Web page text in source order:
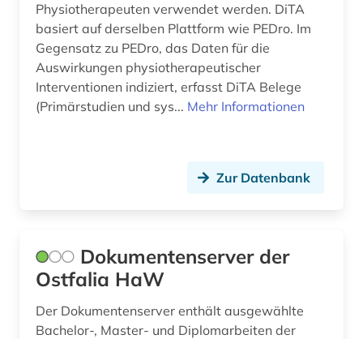
training (1)
trainingswissenschaft (4)
trauma (1)
vorabdruck (1)
wirtschaftswissenschaften (1)
wissen (1)
wörterbuch (1)
Physiotherapeuten verwendet werden. DiTA
basiert auf derselben Plattform wie PEDro. Im
Gegensatz zu PEDro, das Daten für die
Auswirkungen physiotherapeutischer
Interventionen indiziert, erfasst DiTA Belege
(Primärstudien und sys... Mehr Informationen
Zur Datenbank
Dokumentenserver der
Ostfalia HaW
Der Dokumentenserver enthält ausgewählte
Bachelor-, Master- und Diplomarbeiten der